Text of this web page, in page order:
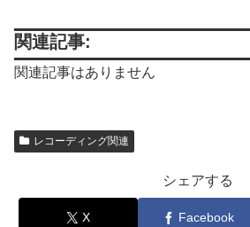
関連記事:
関連記事はありません
レコーディング関連
シェアする
X Facebook